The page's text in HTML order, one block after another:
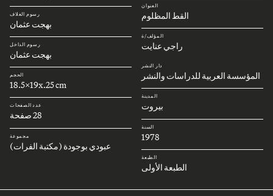
العنوان
القط المظلوم
المؤلف/ة
راجي عنايت
دار النشر
المؤسسة العربية للدراسات والنشر
المدينة
بيروت
السنة
1978
الطبعة
الطبعة الأولى
رسوم الغلاف
بهجت عثمان
رسوم الداخل
بهجت عثمان
الحجم
18.5x19x.25 cm
عدد الصفحات
28 صفحة
مجموعة
عبودي بوجودة (مكتبة الفرات)